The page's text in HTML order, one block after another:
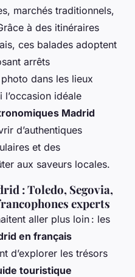
marchés traditionnels,
à des itinéraires
ces balades adoptent
arrêts
dans les lieux
l’occasion idéale
Madrid
d’authentiques
et des
aux saveurs locales.
: Toledo, Segovia,
experts
aller plus loin : les
en français
d’explorer les trésors
touristique